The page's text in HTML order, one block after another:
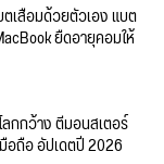
เสื่อมด้วยตัวเอง แบต
ยืดอายุคอมให้
ลกกว้าง ตีมอนสเตอร์
ถือ อัปเดตปี 2026